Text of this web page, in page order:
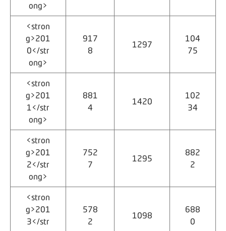
ong>
<stron
g>201
0</str
ong>
917
8
1297
104
75
<stron
g>201
1</str
ong>
881
4
1420
102
34
<stron
g>201
2</str
ong>
752
7
1295
882
2
<stron
g>201
3</str
578
2
1098
688
0